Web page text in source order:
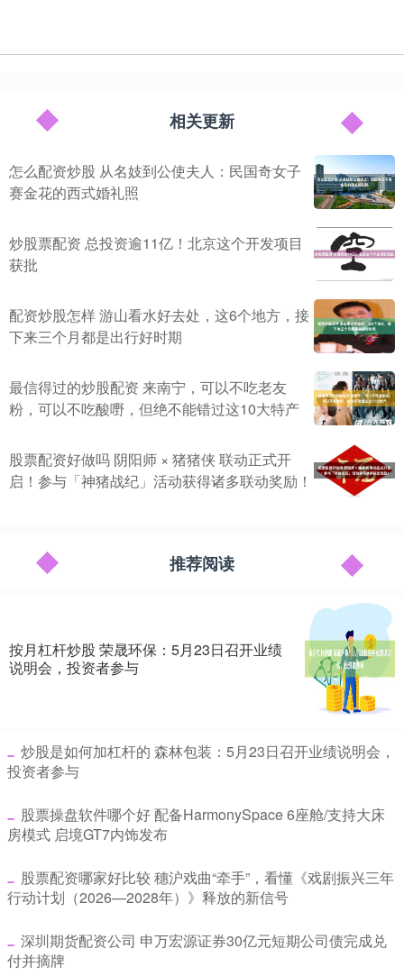
相关更新
怎么配资炒股 从名妓到公使夫人：民国奇女子
赛金花的西式婚礼照
炒股票配资 总投资逾11亿！北京这个开发项目
获批
配资炒股怎样 游山看水好去处，这6个地方，接
下来三个月都是出行好时期
最信得过的炒股配资 来南宁，可以不吃老友
粉，可以不吃酸嘢，但绝不能错过这10大特产
股票配资好做吗 阴阳师 × 猪猪侠 联动正式开
启！参与「神猪战纪」活动获得诸多联动奖励！
推荐阅读
按月杠杆炒股 荣晟环保：5月23日召开业绩
说明会，投资者参与
​炒股是如何加杠杆的 森林包装：5月23日召开业绩说明会，
投资者参与
​股票操盘软件哪个好 配备HarmonySpace 6座舱/支持大床
房模式 启境GT7内饰发布
​股票配资哪家好比较 穗沪戏曲“牵手”，看懂《戏剧振兴三年
行动计划（2026—2028年）》释放的新信号
​深圳期货配资公司 申万宏源证券30亿元短期公司债完成兑
付并摘牌